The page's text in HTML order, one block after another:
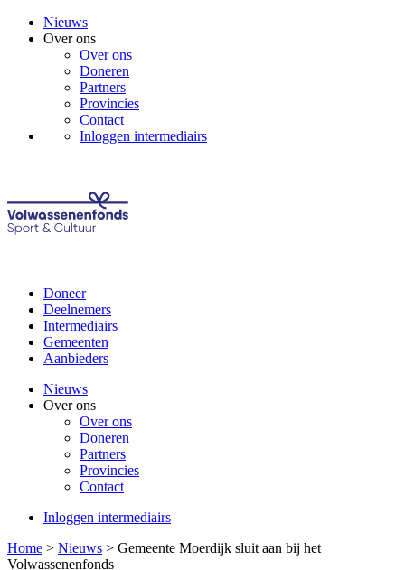
Nieuws
Over ons
Over ons
Doneren
Partners
Provincies
Contact
Inloggen intermediairs
Doneer
Deelnemers
Intermediairs
Gemeenten
Aanbieders
Nieuws
Over ons
Over ons
Doneren
Partners
Provincies
Contact
Inloggen intermediairs
Home > Nieuws > Gemeente Moerdijk sluit aan bij het
Volwassenenfonds